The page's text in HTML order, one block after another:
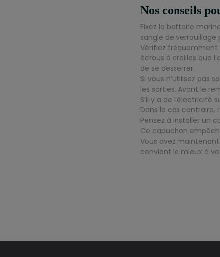
Nos conseils
Fixez la batterie
sangle de
Vérifiez fréquemment
écrous à oreilles que
de se desserrer.
Si vous n’utilisez
les sorties. Avant le
S’il y a de
Dans le cas
Pensez à installer un
Ce capuchon
Vous avez
convient le mieux à